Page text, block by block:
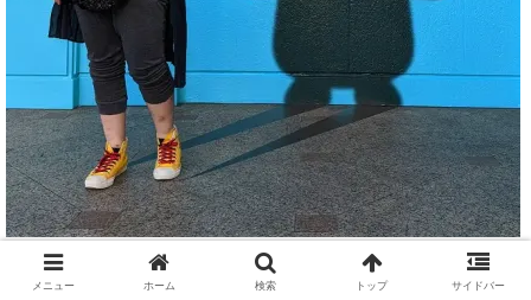
当ブログはGoogle AdSenseとAmazonアソシエイトの広告リ
メニュー ホーム 検索 トップ サイドバー